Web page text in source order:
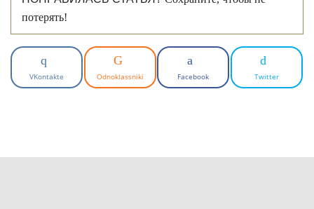
потерять!
VKontakte Odnoklassniki Facebook Twitter